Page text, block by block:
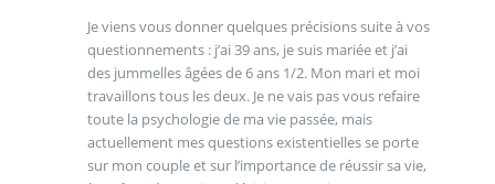
Je viens vous donner quelques précisions suite à vos
questionnements : j’ai 39 ans, je suis mariée et j’ai
des jummelles âgées de 6 ans 1/2. Mon mari et moi
travaillons tous les deux. Je ne vais pas vous refaire
toute la psychologie de ma vie passée, mais
actuellement mes questions existentielles se porte
sur mon couple et sur l’importance de réussir sa vie,